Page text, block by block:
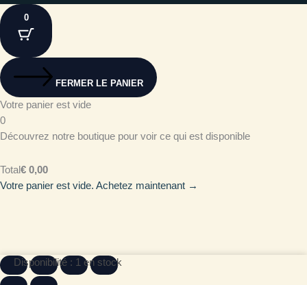
0
FERMER LE PANIER
Votre panier est vide
0
Découvrez notre boutique pour voir ce qui est disponible
Total€ 0,00
Votre panier est vide. Achetez maintenant →
Disponibilité : 1 en stock
quantité
de